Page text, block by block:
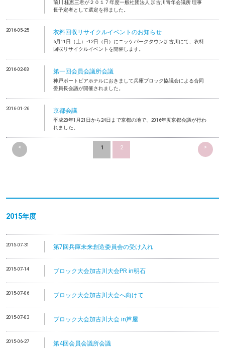
前川 桂恵三君が２０１７年度一般社団法人 加古川青年会議所 理事
長予定者として選定を得ました。
2016-05-25 衣料回収リサイクルイベントのお知らせ
6月11日（土）･12日（日）にニッケパークタウン加古川にて、衣料
回収リサイクルイベントを開催します。
2016-02-08 第一回会員会議所会議
神戸ポートピアホテルにおきまして兵庫ブロック協議会による合同
委員長会議が開催されました。
2016-01-26 京都会議
平成28年1月21日から24日まで京都の地で、2016年度京都会議が行わ
れました。
< 1 2 >
2015年度
2015-07-31 第7回兵庫未来創造委員会の受け入れ
2015-07-14 ブロック大会加古川大会PR in明石
2015-07-06 ブロック大会加古川大会へ向けて
2015-07-03 ブロック大会加古川大会 in芦屋
2015-06-27 第4回会員会議所会議